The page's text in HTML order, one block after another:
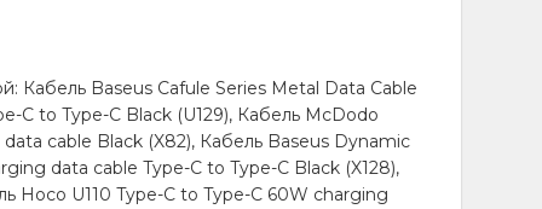
silicone
black (x90)?
Кабель Baseus Cafule Series Metal Data Cable
C to Type-C Black (U129), Кабель McDodo
cable Black (X82), Кабель Baseus Dynamic
data cable Type-C to Type-C Black (X128),
Hoco U110 Type-C to Type-C 60W charging